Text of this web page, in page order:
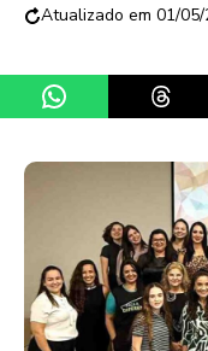
01/
Share on